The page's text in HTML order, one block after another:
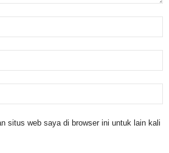
situs web saya di browser ini untuk lain kali